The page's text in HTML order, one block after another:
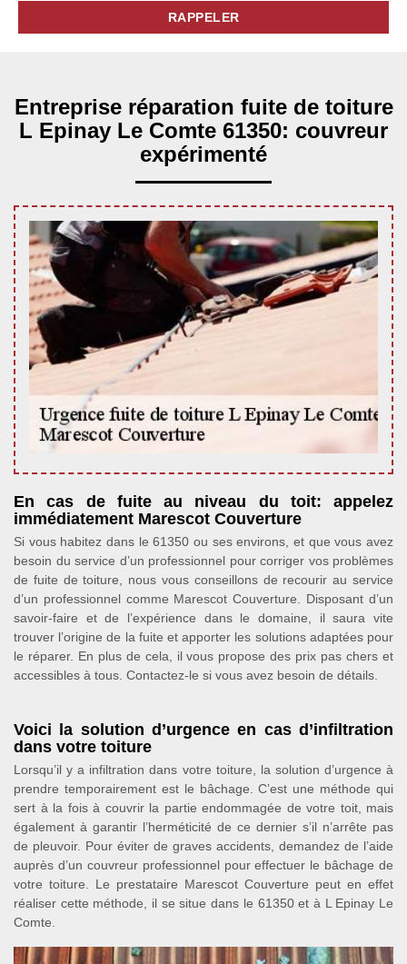
Entreprise réparation fuite de toiture
L Epinay Le Comte 61350: couvreur
expérimenté
En cas de fuite au niveau du toit: appelez
immédiatement Marescot Couverture
Si vous habitez dans le 61350 ou ses environs, et que vous avez
besoin du service d’un professionnel pour corriger vos problèmes
de fuite de toiture, nous vous conseillons de recourir au service
d’un professionnel comme Marescot Couverture. Disposant d’un
savoir-faire et de l’expérience dans le domaine, il saura vite
trouver l’origine de la fuite et apporter les solutions adaptées pour
le réparer. En plus de cela, il vous propose des prix pas chers et
accessibles à tous. Contactez-le si vous avez besoin de détails.
Voici la solution d’urgence en cas d’infiltration
dans votre toiture
Lorsqu’il y a infiltration dans votre toiture, la solution d’urgence à
prendre temporairement est le bâchage. C’est une méthode qui
sert à la fois à couvrir la partie endommagée de votre toit, mais
également à garantir l’herméticité de ce dernier s’il n’arrête pas
de pleuvoir. Pour éviter de graves accidents, demandez de l’aide
auprès d’un couvreur professionnel pour effectuer le bâchage de
votre toiture. Le prestataire Marescot Couverture peut en effet
réaliser cette méthode, il se situe dans le 61350 et à L Epinay Le
Comte.